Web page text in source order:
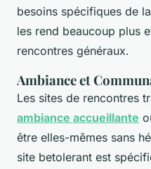
besoins spécifiques de
les rend beaucoup plus
rencontres généraux.
Ambiance et
Les sites de rencontres
ambiance accueillante
être elles-mêmes sans
site betolerant est